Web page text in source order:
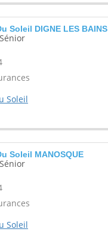
Soleil DIGNE LES BAINS
Soleil
Soleil MANOSQUE
Soleil